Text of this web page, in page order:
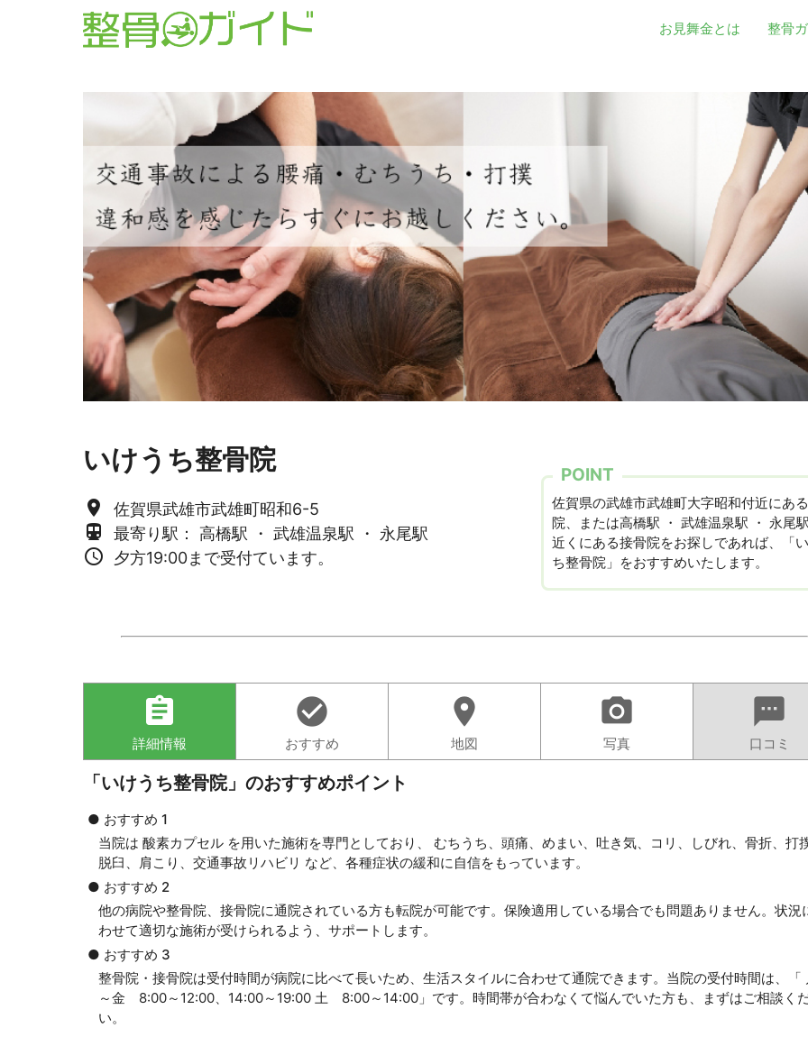
お見舞金とは 整骨
いけうち整骨院
place 佐賀県武雄市武雄町昭和6-5
directions_subway 最寄り駅： 高橋駅 ・ 武雄温泉駅 ・ 永尾駅
access_time 夕方19:00まで受付ています。
POINT
佐賀県の武雄市武雄町大字昭和付近にあ
院、または高橋駅 ・ 武雄温泉駅 ・ 永尾
近くにある接骨院をお探しであれば、「
ち整骨院」をおすすめいたします。
assignment
詳細情報
check_circle
おすすめ
location_on
地図
camera_alt
写真
sms
口コミ
「いけうち整骨院」のおすすめポイント
● おすすめ 1
当院は 酸素カプセル を用いた施術を専門としており、 むちうち、頭痛、めまい、吐き気、コリ、しびれ、骨折、打
脱臼、肩こり、交通事故リハビリ など、各種症状の緩和に自信をもっています。
● おすすめ 2
他の病院や整骨院、接骨院に通院されている方も転院が可能です。保険適用している場合でも問題ありません。状況
わせて適切な施術が受けられるよう、サポートします。
● おすすめ 3
整骨院・接骨院は受付時間が病院に比べて長いため、生活スタイルに合わせて通院できます。当院の受付時間は、「
～金 8:00～12:00、14:00～19:00 土 8:00～14:00」です。時間帯が合わなくて悩んでいた方も、まずはご相談く
い。